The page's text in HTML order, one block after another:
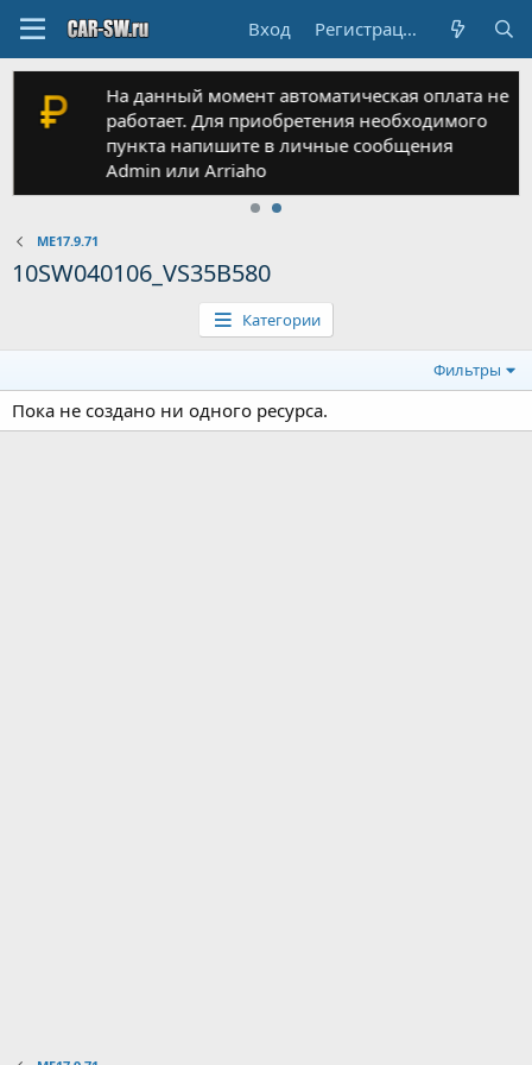
Вход Регистрация
На данный момент автоматическая оплата не
работает. Для приобретения необходимого
пункта напишите в личные сообщения
Admin или Arriaho
ME17.9.71
10SW040106_VS35B580
Категории
Фильтры
Пока не создано ни одного ресурса.